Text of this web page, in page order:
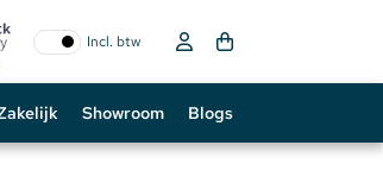
Incl. btw
Showroom Blogs